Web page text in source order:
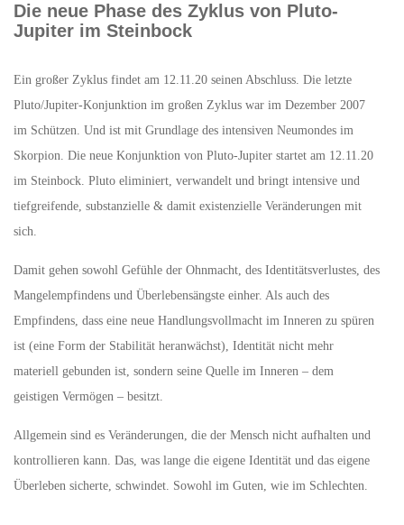
Die neue Phase des Zyklus von Pluto-
Jupiter im Steinbock
Ein großer Zyklus findet am 12.11.20 seinen Abschluss. Die letzte
Pluto/Jupiter-Konjunktion im großen Zyklus war im Dezember 2007
im Schützen. Und ist mit Grundlage des intensiven Neumondes im
Skorpion. Die neue Konjunktion von Pluto-Jupiter startet am 12.11.20
im Steinbock. Pluto eliminiert, verwandelt und bringt intensive und
tiefgreifende, substanzielle & damit existenzielle Veränderungen mit
sich.
Damit gehen sowohl Gefühle der Ohnmacht, des Identitätsverlustes, des
Mangelempfindens und Überlebensängste einher. Als auch des
Empfindens, dass eine neue Handlungsvollmacht im Inneren zu spüren
ist (eine Form der Stabilität heranwächst), Identität nicht mehr
materiell gebunden ist, sondern seine Quelle im Inneren – dem
geistigen Vermögen – besitzt.
Allgemein sind es Veränderungen, die der Mensch nicht aufhalten und
kontrollieren kann. Das, was lange die eigene Identität und das eigene
Überleben sicherte, schwindet. Sowohl im Guten, wie im Schlechten.